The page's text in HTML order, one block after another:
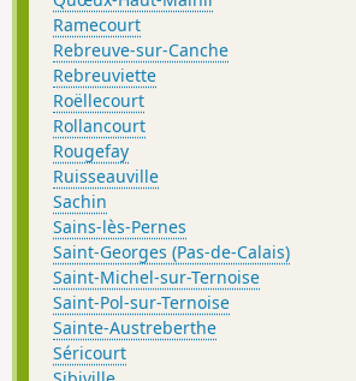
Ramecourt
Rebreuve-sur-Canche
Rebreuviette
Roëllecourt
Rollancourt
Rougefay
Ruisseauville
Sachin
Sains-lès-Pernes
Saint-Georges (Pas-de-Calais)
Saint-Michel-sur-Ternoise
Saint-Pol-sur-Ternoise
Sainte-Austreberthe
Séricourt